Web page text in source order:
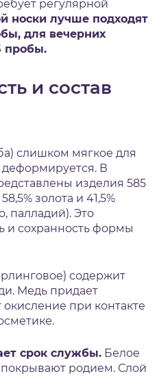
регулярной
носки лучше подходят
для вечерних
пробы.
и состав
слишком мягкое для
В
изделия 585
золота и 41,5%
палладий). Это
и сохранность формы
содержит
Медь придает
при контакте
срок службы. Белое
покрывают родием. Слой